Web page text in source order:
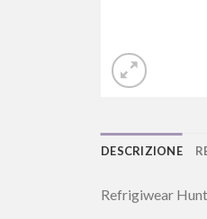
DESCRIZIONE
Refrigiwear